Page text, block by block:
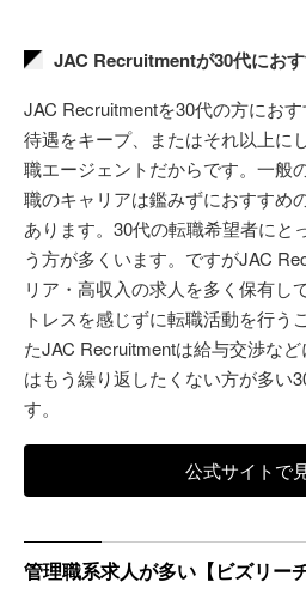
JAC Recruitmentが30代にお
JAC Recruitmentを30代の方にお
待遇をキープ、またはそれ以上に
職エージェントだからです。一般
職のキャリアは鑑みずにおすすめ
あります。30代の転職希望者にと
う方が多くいます。ですがJAC
リア・高収入の求人を多く保有し
トレスを感じずに転職活動を行う
たJAC Recruitmentは給与交渉な
はもう繰り返したくない方が多い
す。
公式サイトで
管理職系求人が多い【ビズリーチ